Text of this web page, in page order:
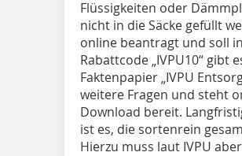
Flüssigkeiten oder
nicht in die Säcke gefüllt
online beantragt und soll
Rabattcode „IVPU10“ gibt
Faktenpapier „IVPU
weitere Fragen und steht
Download bereit.
ist es, die sortenrein
Hierzu muss laut IVPU